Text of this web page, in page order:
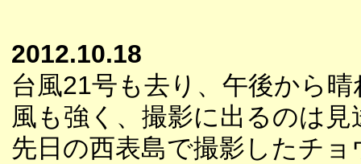
2012.10.18
台風21号も去り、午後から
風も強く、撮影に出るのは
先日の西表島で撮影したチ